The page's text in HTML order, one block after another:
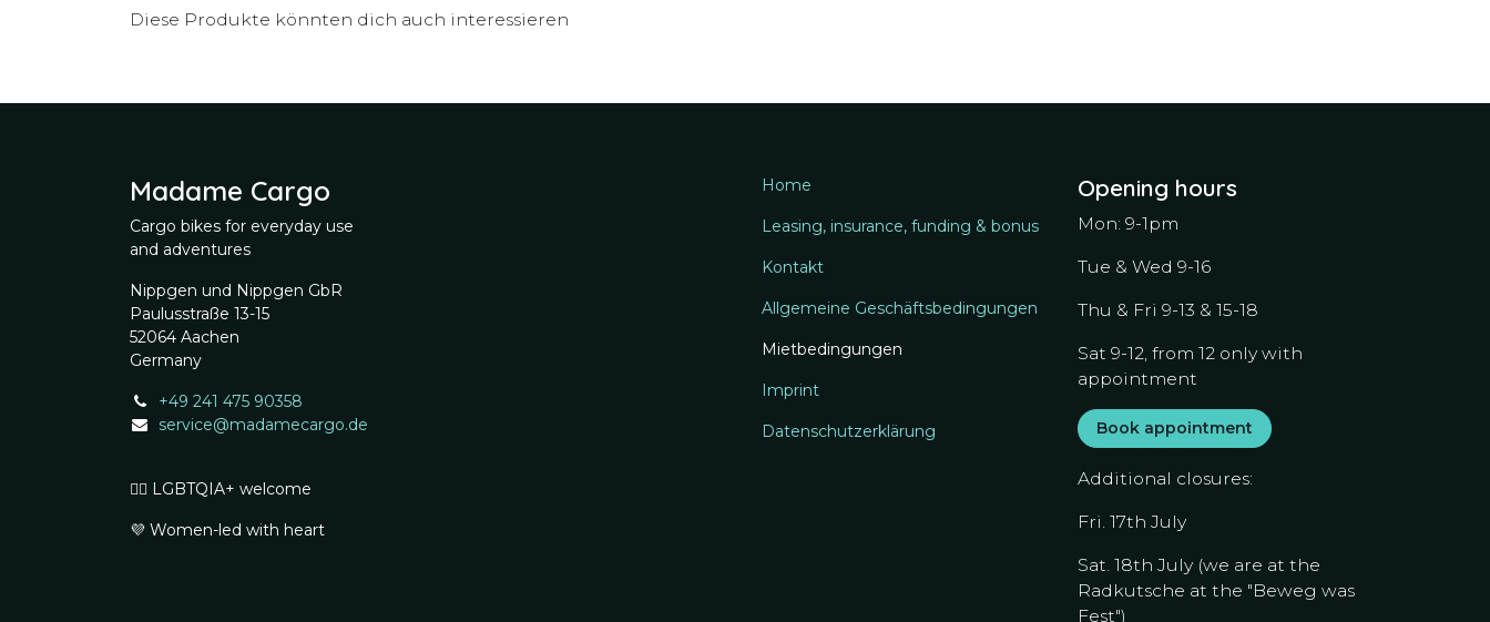
Diese Produkte könnten dich auch interessieren
Madame Cargo
Cargo bikes for everyday use
and adventures
Nippgen und Nippgen GbR
Paulusstraße 13-15
52064 Aachen
Germany
+49 241 475 90358
service@madamecargo.de
🏳️‍🌈 LGBTQIA+ welcome
💜 Women-led with heart
Home
Leasing, insurance, funding & bonus
Kontakt
Allgemeine Geschäftsbedingungen
Mietbedingungen
Imprint
Datenschutzerklärung
Opening hours
Mon: 9-1pm
Tue & Wed 9-16
Thu & Fri 9-13 & 15-18
Sat 9-12, from 12 only with
appointment
Book appointment
Additional closures:
Fri. 17th July
Sat. 18th July (we are at the
Radkutsche at the "Beweg was
Fest")